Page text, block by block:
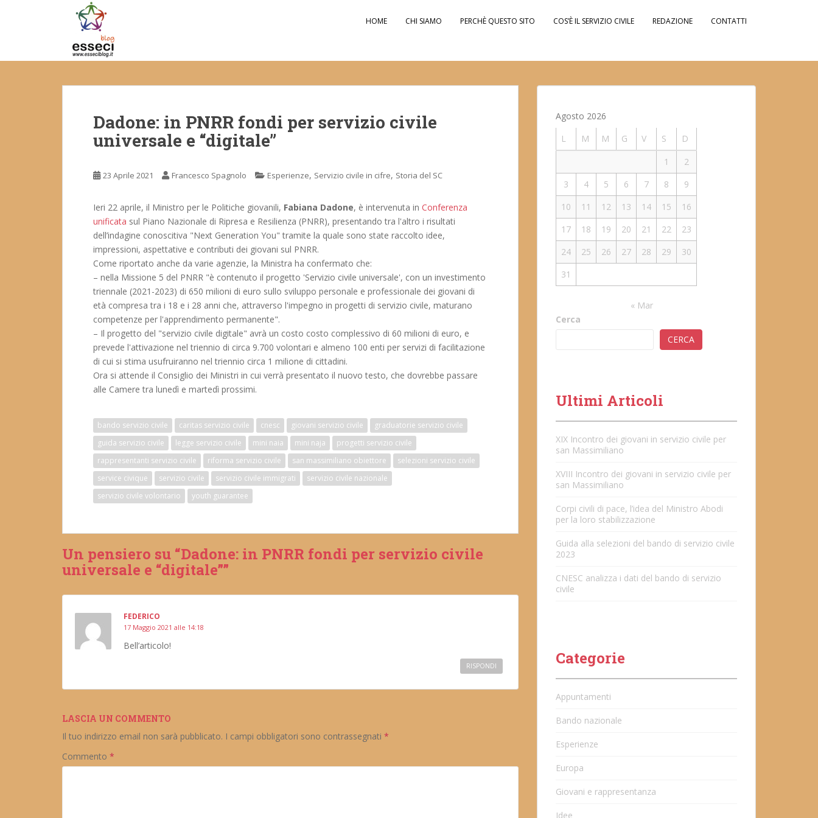
t
HOME CHI SIAMO PERCHÈ QUESTO SITO COS’È IL SERVIZIO CIVILE REDAZIONE CONTATTI
Dadone: in PNRR fondi per servizio civile
universale e “digitale”
23 Aprile 2021 Francesco Spagnolo Esperienze, Servizio civile in cifre, Storia del SC
Ieri 22 aprile, il Ministro per le Politiche giovanili, Fabiana Dadone, è intervenuta in Conferenza
unificata sul Piano Nazionale di Ripresa e Resilienza (PNRR), presentando tra l'altro i risultati
dell’indagine conoscitiva "Next Generation You" tramite la quale sono state raccolto idee,
impressioni, aspettative e contributi dei giovani sul PNRR.
Come riportato anche da varie agenzie, la Ministra ha confermato che:
– nella Missione 5 del PNRR "è contenuto il progetto 'Servizio civile universale', con un investimento
triennale (2021-2023) di 650 milioni di euro sullo sviluppo personale e professionale dei giovani di
età compresa tra i 18 e i 28 anni che, attraverso l'impegno in progetti di servizio civile, maturano
competenze per l'apprendimento permanente".
– Il progetto del "servizio civile digitale" avrà un costo costo complessivo di 60 milioni di euro, e
prevede l'attivazione nel triennio di circa 9.700 volontari e almeno 100 enti per servizi di facilitazione
di cui si stima usufruiranno nel triennio circa 1 milione di cittadini.
Ora si attende il Consiglio dei Ministri in cui verrà presentato il nuovo testo, che dovrebbe passare
alle Camere tra lunedì e martedì prossimi.
bando servizio civile caritas servizio civile cnesc giovani servizio civile
graduatorie servizio civile
guida servizio civile
legge servizio civile mini naia mini naja
progetti servizio civile
rappresentanti servizio civile
riforma servizio civile san massimiliano obiettore
selezioni servizio civile
service civique
servizio civile servizio civile immigrati
servizio civile nazionale
servizio civile volontario
youth guarantee
Un pensiero su “Dadone: in PNRR fondi per servizio civile
universale e “digitale””
FEDERICO
17 Maggio 2021 alle 14:18
Bell’articolo!
RISPONDI
LASCIA UN COMMENTO
Il tuo indirizzo email non sarà pubblicato. I campi obbligatori sono contrassegnati *
Commento *
Agosto 2026
L
M M G V S
D
1
2
3
4 5 6 7 8
9
10
11 12 13 14 15
16
17
18 19 20 21 22
23
24
25 26 27 28 29
30
31
« Mar
Cerca
CERCA
Ultimi Articoli
XIX Incontro dei giovani in servizio civile per
san Massimiliano
XVIII Incontro dei giovani in servizio civile per
san Massimiliano
Corpi civili di pace, l’idea del Ministro Abodi
per la loro stabilizzazione
Guida alla selezioni del bando di servizio civile
2023
CNESC analizza i dati del bando di servizio
civile
Categorie
Appuntamenti
Bando nazionale
Esperienze
Europa
Giovani e rappresentanza
Idee